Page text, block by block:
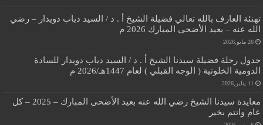
تهنئة العارف بالله تعالي فضيلة الشيخ أ . د / السيد دياب دويدار – رضي
الله عنه – بعيد الأضحى المبارك 2026 م
26 مايو,2026
جدول رحلة فضيلة سيدنا الشيخ أ . د / السيد دياب دويدار للسادة
الدومية الخلوتية ( الوجه القبلي ) لعام 1447هـ/2026 م
11 يناير,2026
معايدة سيدنا الشيخ رضي الله عنه بعيد الأضحى المبارك – 2025 – كل
عام وانتم بخير